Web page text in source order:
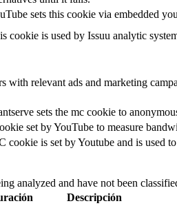
sets this cookie via embedded
cookie is used by Issuu analytic
with relevant ads and marketing
sets the mc cookie to
set by YouTube to measure
cookie is set by Youtube and is used
analyzed and have not been
Descripción